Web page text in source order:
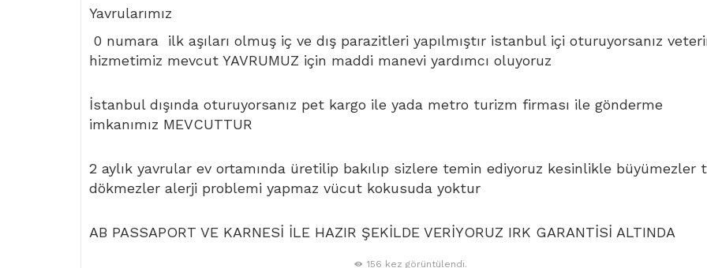
Yavrularımız
0 numara ilk aşıları olmuş iç ve dış parazitleri yapılmıştır istanbul içi oturuyorsanız
hizmetimiz mevcut YAVRUMUZ için maddi manevi yardımcı oluyoruz
İstanbul dışında oturuyorsanız pet kargo ile yada metro turizm firması ile gönderme
imkanımız MEVCUTTUR
2 aylık yavrular ev ortamında üretilip bakılıp sizlere temin ediyoruz kesinlikle büyümezler
dökmezler alerji problemi yapmaz vücut kokusuda yoktur
AB PASSAPORT VE KARNESİ İLE HAZIR ŞEKİLDE VERİYORUZ IRK GARANTİSİ ALTINDA
156 kez görüntülendi.